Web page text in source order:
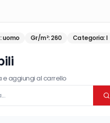
:uomo Gr/m²:260 Categoria:I
e aggiungi al carrello